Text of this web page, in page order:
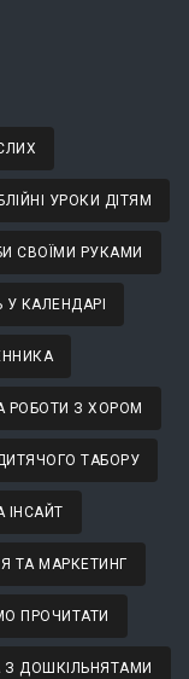
УРОКИ ДІТЯМ
СВОЇМИ РУКАМИ
У КАЛЕНДАРІ
РОБОТИ З ХОРОМ
ТАБОРУ
ІНСАЙТ
ТА МАРКЕТИНГ
ПРОЧИТАТИ
З ДОШКІЛЬНЯТАМИ